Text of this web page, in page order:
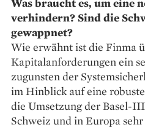
Was braucht es, um eine
verhindern? Sind die
gewappnet?
Wie erwähnt ist die Finma
Kapitalanforderungen ein
zugunsten der
im Hinblick auf eine
die ­Umsetzung der Basel-
Schweiz und in Europa